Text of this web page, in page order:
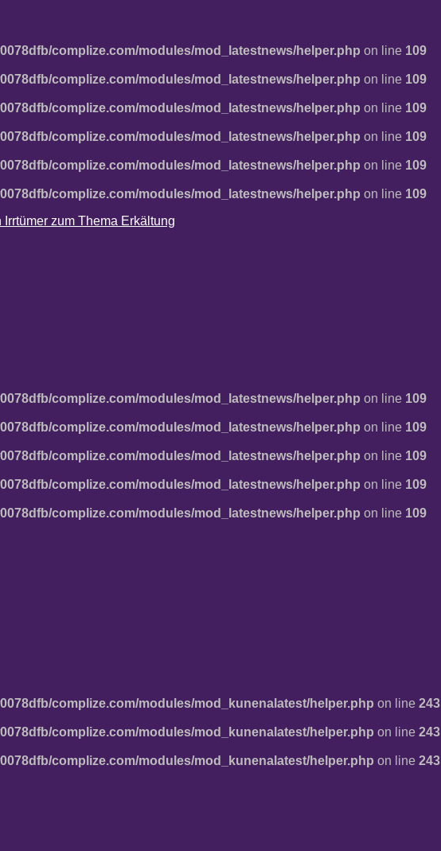
complize.com/modules/mod_latestnews/helper.php on line 109
complize.com/modules/mod_latestnews/helper.php on line 109
complize.com/modules/mod_latestnews/helper.php on line 109
complize.com/modules/mod_latestnews/helper.php on line 109
complize.com/modules/mod_latestnews/helper.php on line 109
complize.com/modules/mod_latestnews/helper.php on line 109
zum Thema Erkältung
complize.com/modules/mod_latestnews/helper.php on line 109
complize.com/modules/mod_latestnews/helper.php on line 109
complize.com/modules/mod_latestnews/helper.php on line 109
complize.com/modules/mod_latestnews/helper.php on line 109
complize.com/modules/mod_latestnews/helper.php on line 109
complize.com/modules/mod_kunenalatest/helper.php on line 243
complize.com/modules/mod_kunenalatest/helper.php on line 243
complize.com/modules/mod_kunenalatest/helper.php on line 243